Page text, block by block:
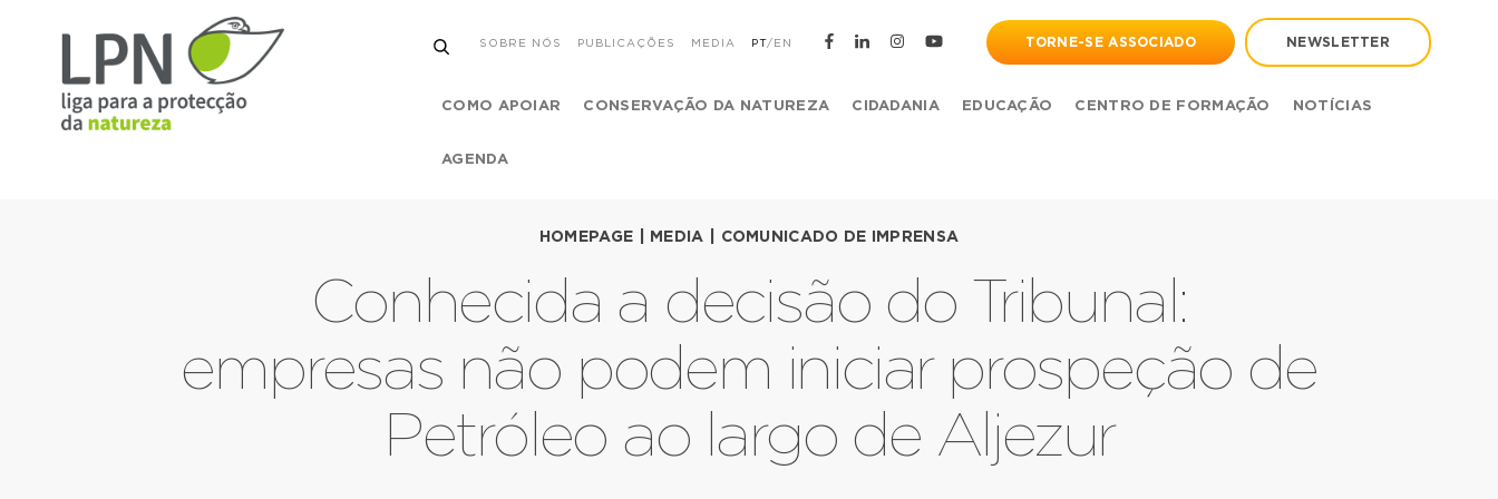
SOBRE NÓS PUBLICAÇÕES MEDIA PT/ EN TORNE-SE ASSOCIADO NEWSLETTER
COMO APOIAR CONSERVAÇÃO DA NATUREZA CIDADANIA EDUCAÇÃO CENTRO DE FORMAÇÃO NOTÍCIAS
AGENDA
HOMEPAGE MEDIA COMUNICADO DE IMPRENSA
Conhecida a decisão do Tribunal:
empresas não podem iniciar prospeção de
Petróleo ao largo de Aljezur